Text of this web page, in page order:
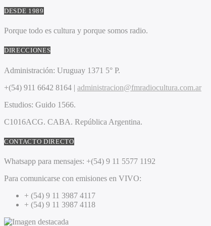
DESDE 1989
Porque todo es cultura y porque somos radio.
DIRECCIONES
Administración: Uruguay 1371 5° P.
+(54) 911 6642 8164 | administracion@fmradiocultura.com.ar
Estudios: Guido 1566.
C1016ACG. CABA. República Argentina.
CONTACTO DIRECTO
Whatsapp para mensajes: +(54) 9 11 5577 1192
Para comunicarse con emisiones en VIVO:
+ (54) 9 11 3987 4117
+ (54) 9 11 3987 4118